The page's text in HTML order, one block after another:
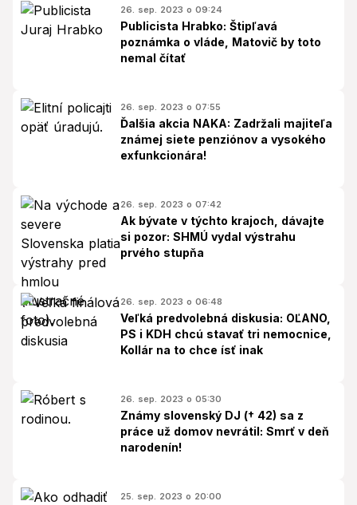
26. sep. 2023 o 09:24
Publicista Hrabko: Štipľavá
poznámka o vláde, Matovič by toto
nemal čítať
26. sep. 2023 o 07:55
Ďalšia akcia NAKA: Zadržali majiteľa
známej siete penziónov a vysokého
exfunkcionára!
26. sep. 2023 o 07:42
Ak bývate v týchto krajoch, dávajte
si pozor: SHMÚ vydal výstrahu
prvého stupňa
26. sep. 2023 o 06:48
Veľká predvolebná diskusia: OĽANO,
PS i KDH chcú stavať tri nemocnice,
Kollár na to chce ísť inak
26. sep. 2023 o 05:30
Známy slovenský DJ († 42) sa z
práce už domov nevrátil: Smrť v deň
narodenín!
25. sep. 2023 o 20:00